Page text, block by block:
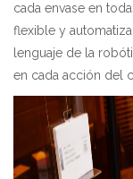
cada envase en
flexible y
lenguaje de la
en cada acción del